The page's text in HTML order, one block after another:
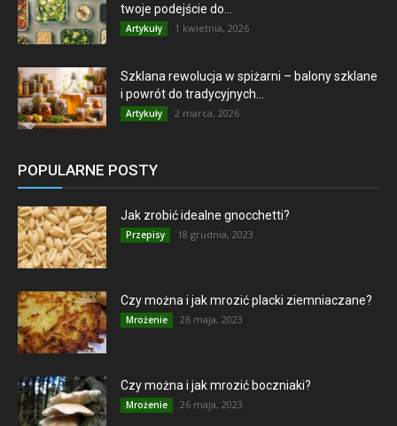
twoje podejście do...
Artykuły 1 kwietnia, 2026
Szklana rewolucja w spiżarni – balony szklane
i powrót do tradycyjnych...
Artykuły 2 marca, 2026
POPULARNE POSTY
Jak zrobić idealne gnocchetti?
Przepisy 18 grudnia, 2023
Czy można i jak mrozić placki ziemniaczane?
Mrożenie 26 maja, 2023
Czy można i jak mrozić boczniaki?
Mrożenie 26 maja, 2023